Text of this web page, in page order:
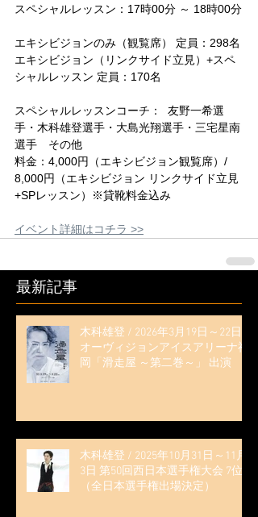
スペシャルレッスン：17時00分 ～ 18時00分
エキシビジョンのみ（観覧席） 定員：298名
エキシビジョン（リンクサイド立見）+スペ
シャルレッスン 定員：170名
スペシャルレッスンコーチ：  友野一希選
手・木科雄登選手・大島光翔選手・三宅星南
選手　その他
料金：4,000円（エキシビジョン観覧席）/
8,000円（エキシビジョン リンクサイド立見
+SPレッスン）※貸靴料金込み
イベント詳細はコチラ >>
最新記事
木科雄登 / 2026年3月19日～22日
オーヴィジョンアイスアリーナ福
岡「滑走屋 ～第二巻～」 出演
木科雄登 / 2025年10月31日～11月
3日 第50回西日本選手権大会 7位
（全日本選手権出場決定）